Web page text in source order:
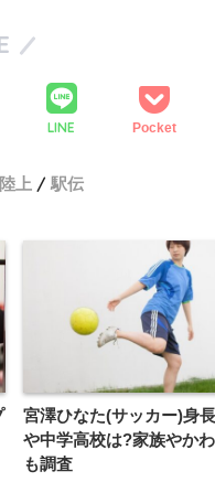
LINE Pocket
陸上 駅伝
宮澤ひなた(サッカー)身
や中学高校は?家族やか
も調査